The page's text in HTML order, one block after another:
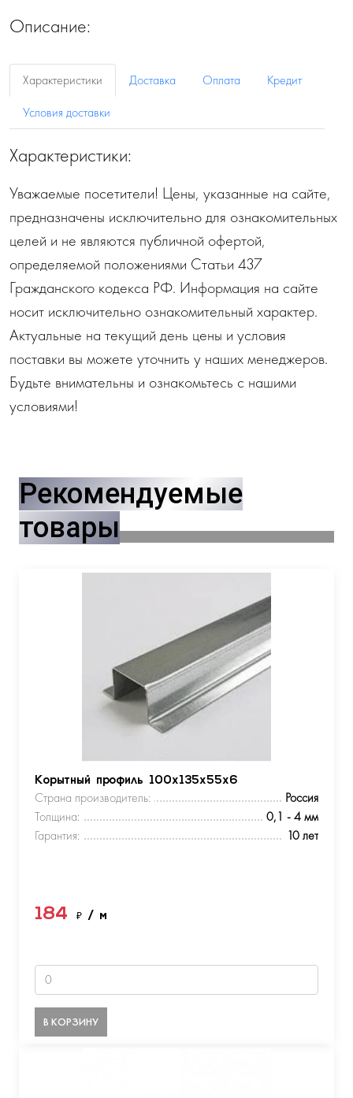
Описание:
Характеристики Доставка Оплата
Кредит
Условия доставки
Характеристики:
Уважаемые посетители! Цены, указанные на сайте,
предназначены исключительно для ознакомительных
целей и не являются публичной офертой,
определяемой положениями Статьи 437
Гражданского кодекса РФ. Информация на сайте
носит исключительно ознакомительный характер.
Актуальные на текущий день цены и условия
поставки вы можете уточнить у наших менеджеров.
Будьте внимательны и ознакомьтесь с нашими
условиями!
Рекомендуемые
товары
Корытный профиль 100х135х55х6
Страна производитель:
Россия
Толщина:
0,1 - 4 мм
Гарантия:
10 лет
184 ₽ / м
В КОРЗИНУ